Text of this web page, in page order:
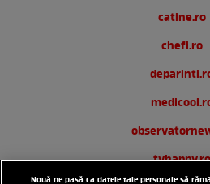
catine.ro
chefi.ro
tvhappy.ro
Nouă ne pasă ca datele tale personale să